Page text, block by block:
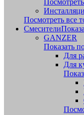
Посмотреть все
Смесители
GANZER
Показать
Для
Для